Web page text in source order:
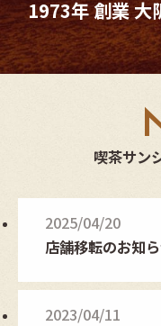
1973年 創業 大
喫茶サン
2025/04/20
店舗移転のお知
2023/04/11